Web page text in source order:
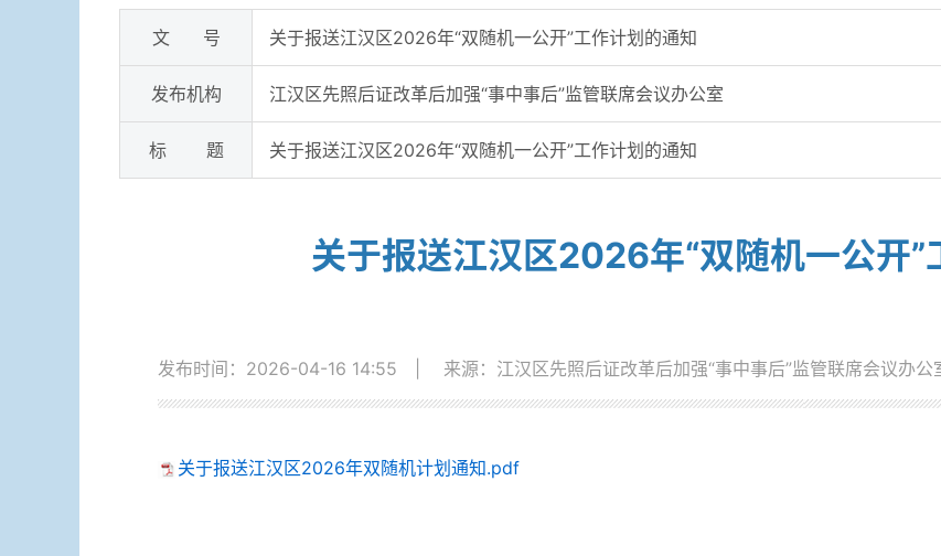
文 号 关于报送江汉区2026年“双随机一公开”工作计划的通知
发布机构 江汉区先照后证改革后加强“事中事后”监管联席会议办公室
标 题 关于报送江汉区2026年“双随机一公开”工作计划的通知
关于报送江汉区2026年“双随机一公开”
发布时间：2026-04-16 14:55 来源：江汉区先照后证改革后加强“事中事后”监管联席会议办公
关于报送江汉区2026年双随机计划通知.pdf